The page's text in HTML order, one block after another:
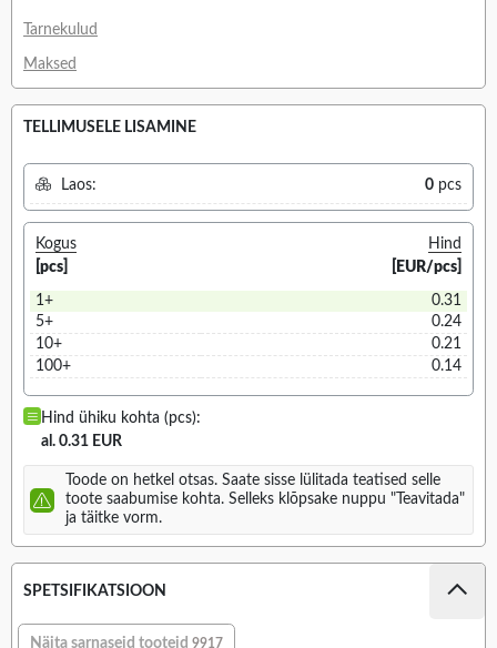
Tarnekulud
Maksed
TELLIMUSELE LISAMINE
Laos: 0 pcs
Kogus
[pcs]
Hind
[EUR/pcs]
1+
0.31
5+
0.24
10+
0.21
100+
0.14
Hind ühiku kohta (pcs):
al. 0.31 EUR
Toode on hetkel otsas. Saate sisse lülitada teatised selle
toote saabumise kohta. Selleks klõpsake nuppu "Teavitada"
ja täitke vorm.
SPETSIFIKATSIOON
Näita sarnaseid tooteid 9917